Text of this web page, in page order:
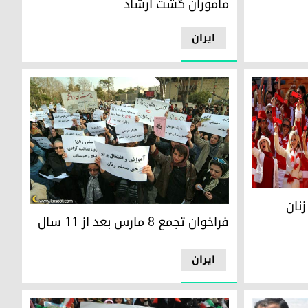
ایران
فراخوان تجمع ۸ مارس بعد از 11 سال
ایران
فراخوان تجمع ۸ مارس بعد از 11 سال